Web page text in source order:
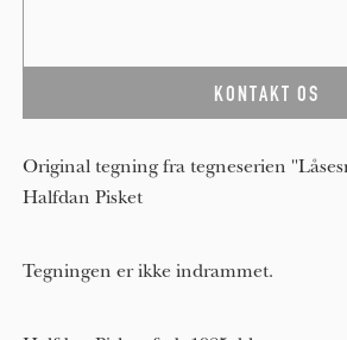
Original tegning fra tegneserien
Halfdan Pisket
Tegningen er ikke indrammet.